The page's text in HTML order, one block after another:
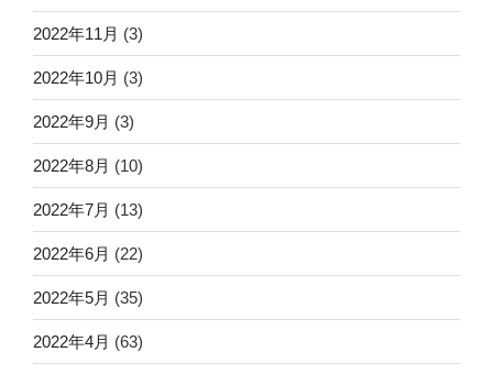
2022年11月 (3)
2022年10月 (3)
2022年9月 (3)
2022年8月 (10)
2022年7月 (13)
2022年6月 (22)
2022年5月 (35)
2022年4月 (63)